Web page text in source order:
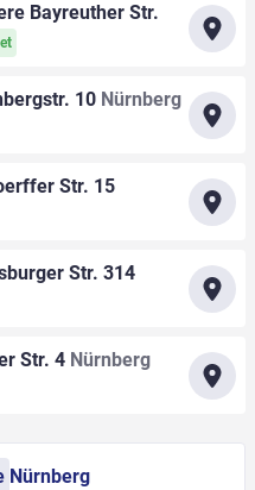
Bayreuther Str.
10 Nürnberg
Str. 15
Str. 314
Str. 4 Nürnberg
Nürnberg